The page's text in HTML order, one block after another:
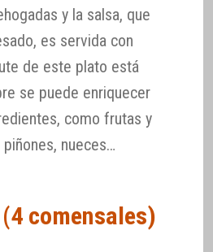
y la salsa, que
es servida con
de este plato está
se puede enriquecer
como frutas y
nueces…
comensales)